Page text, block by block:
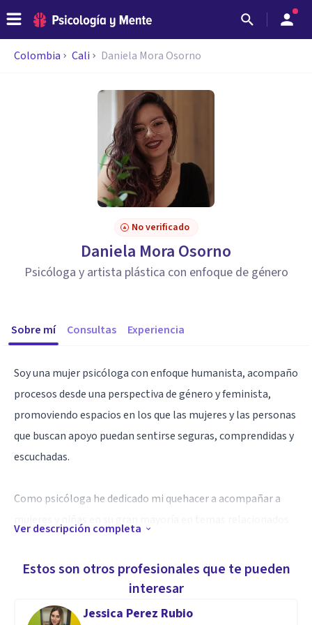
Colombia Cali Daniela Mora Osorno
No verificado
Daniela Mora Osorno
Psicóloga y artista plástica con enfoque de género
Sobre mí Consultas Experiencia
Soy una mujer psicóloga con enfoque humanista, acompaño
procesos desde una perspectiva de género y feminista,
promoviendo espacios en los que las mujeres y las personas
que buscan apoyo puedan sentirse seguras, comprendidas y
escuchadas.
Como psicóloga he dedicado mi quehacer a acompañar a
vida y violencias basadas en género, permitiendome
comprender las necesidades particulares de mujeres,
hombres y diversidades, y abriendo mis procesos a nuevas
Ver descripción completa
Estos son otros profesionales que te pueden
interesar
Jessica Perez Rubio